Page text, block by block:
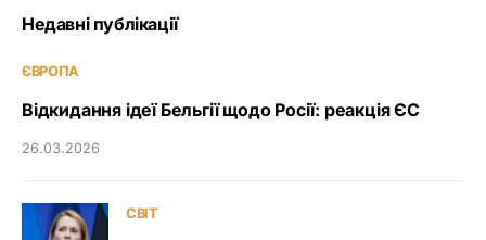
Недавні публікації
ЄВРОПА
Відкидання ідеї Бельгії щодо Росії: реакція ЄС
26.03.2026
СВІТ